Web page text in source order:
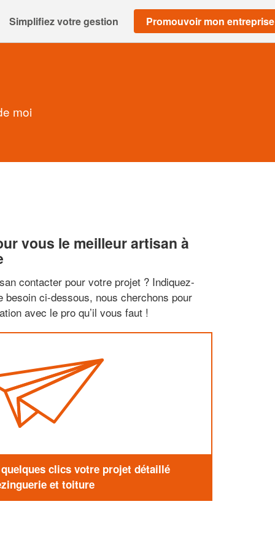
Simplifiez votre gestion Promouvoir mon entreprise
moi
vous le meilleur artisan à
contacter pour votre projet ? Indiquez-
besoin ci-dessous, nous cherchons pour
avec le pro qu’il vous faut !
clics votre projet détaillé
et toiture